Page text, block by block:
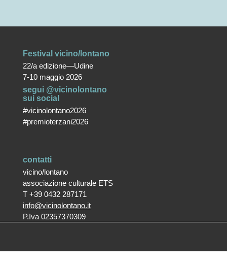
Festival vicino/lontano
22/a edizione—Udine
7-10 maggio 2026
segui @vicinolontano
sui social
#vicinolontano2026
#premioterzani2026
contatti
vicino/lontano
associazione culturale ETS
T +39 0432 287171
info@vicinolontano.it
P.Iva 02357370309